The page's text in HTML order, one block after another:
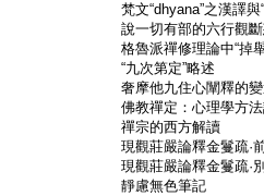
梵文“dhyana”之漢譯
說一切有部的六行觀
格魯派禪修理論中“掉
“九次第定”略述
奢摩他九住心闡釋的
佛教禪定：心理學方
禪宗的西方解讀
現觀莊嚴論釋金鬘疏·
現觀莊嚴論釋金鬘疏·
靜慮無色筆記